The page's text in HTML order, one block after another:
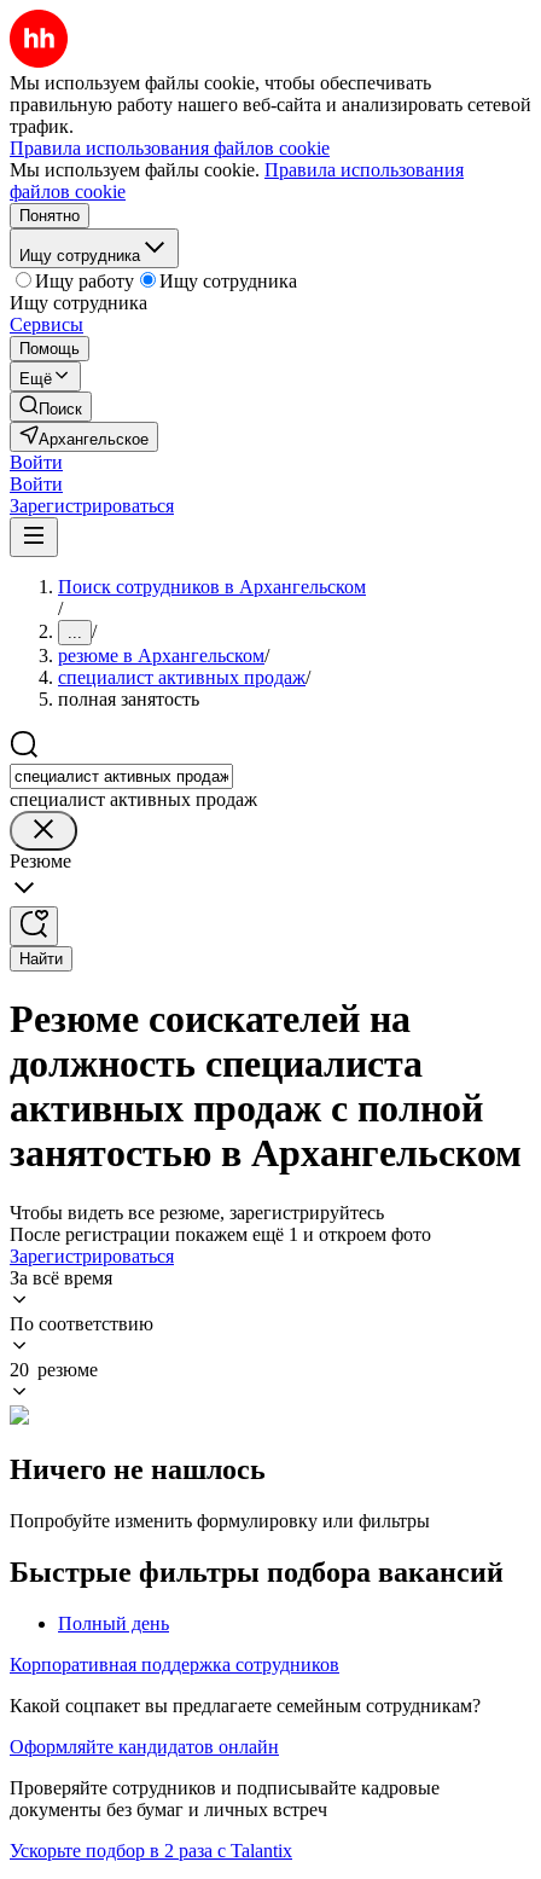
Мы используем файлы cookie, чтобы обеспечивать
правильную работу нашего веб-сайта и анализировать сетевой
трафик.
Правила использования файлов cookie
Мы используем файлы cookie. Правила использования
файлов cookie
Понятно
Ищу сотрудника
Ищу работу
Ищу сотрудника
Ищу сотрудника
Сервисы
Помощь
Ещё
Поиск
Архангельское
Войти
Войти
Зарегистрироваться
Поиск сотрудников в Архангельском
/
... /
резюме в Архангельском/
специалист активных продаж/
полная занятость
специалист активных продаж
Резюме
Найти
Резюме соискателей на
должность специалиста
активных продаж с полной
занятостью в Архангельском
Чтобы видеть все резюме, зарегистрируйтесь
После регистрации покажем ещё 1 и откроем фото
Зарегистрироваться
За всё время
По соответствию
20 резюме
Ничего не нашлось
Попробуйте изменить формулировку или фильтры
Быстрые фильтры подбора вакансий
Полный день
Корпоративная поддержка сотрудников
Какой соцпакет вы предлагаете семейным сотрудникам?
Оформляйте кандидатов онлайн
Проверяйте сотрудников и подписывайте кадровые
документы без бумаг и личных встреч
Ускорьте подбор в 2 раза с Talantix